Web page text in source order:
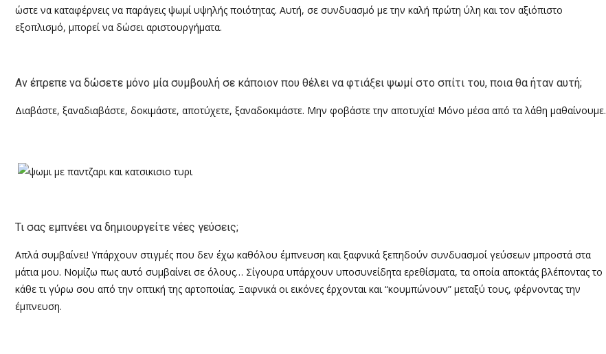
ώστε να καταφέρνεις να παράγεις ψωμί υψηλής ποιότητας. Αυτή, σε συνδυασμό με την καλή πρώτη ύλη και τον αξιόπιστο
εξοπλισμό, μπορεί να δώσει αριστουργήματα.
Αν έπρεπε να δώσετε μόνο μία συμβουλή σε κάποιον που θέλει να φτιάξει ψωμί στο σπίτι του, ποια θα ήταν αυτή;
Διαβάστε, ξαναδιαβάστε, δοκιμάστε, αποτύχετε, ξαναδοκιμάστε. Μην φοβάστε την αποτυχία! Μόνο μέσα από τα λάθη μαθαίνουμε.
Τι σας εμπνέει να δημιουργείτε νέες γεύσεις;
Απλά συμβαίνει! Υπάρχουν στιγμές που δεν έχω καθόλου έμπνευση και ξαφνικά ξεπηδούν συνδυασμοί γεύσεων μπροστά στα
μάτια μου. Νομίζω πως αυτό συμβαίνει σε όλους… Σίγουρα υπάρχουν υποσυνείδητα ερεθίσματα, τα οποία αποκτάς βλέποντας το
κάθε τι γύρω σου από την οπτική της αρτοποιίας. Ξαφνικά οι εικόνες έρχονται και “κουμπώνουν” μεταξύ τους, φέρνοντας την
έμπνευση.